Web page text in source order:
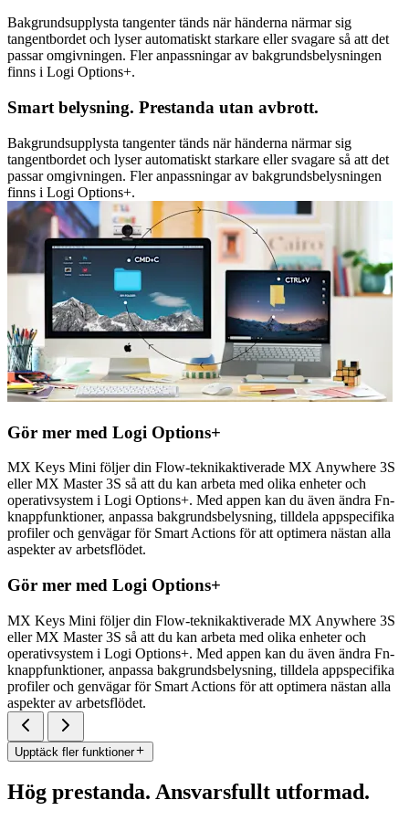
Bakgrundsupplysta tangenter tänds när händerna närmar sig
tangentbordet och lyser automatiskt starkare eller svagare så att det
passar omgivningen. Fler anpassningar av bakgrundsbelysningen
finns i Logi Options+.
Smart belysning. Prestanda utan avbrott.
Bakgrundsupplysta tangenter tänds när händerna närmar sig
tangentbordet och lyser automatiskt starkare eller svagare så att det
passar omgivningen. Fler anpassningar av bakgrundsbelysningen
finns i Logi Options+.
Gör mer med Logi Options+
MX Keys Mini följer din Flow-teknikaktiverade MX Anywhere 3S
eller MX Master 3S så att du kan arbeta med olika enheter och
operativsystem i Logi Options+. Med appen kan du även ändra Fn-
knappfunktioner, anpassa bakgrundsbelysning, tilldela appspecifika
profiler och genvägar för Smart Actions för att optimera nästan alla
aspekter av arbetsflödet.
Gör mer med Logi Options+
MX Keys Mini följer din Flow-teknikaktiverade MX Anywhere 3S
eller MX Master 3S så att du kan arbeta med olika enheter och
operativsystem i Logi Options+. Med appen kan du även ändra Fn-
knappfunktioner, anpassa bakgrundsbelysning, tilldela appspecifika
profiler och genvägar för Smart Actions för att optimera nästan alla
aspekter av arbetsflödet.
Upptäck fler funktioner
Hög prestanda. Ansvarsfullt utformad.